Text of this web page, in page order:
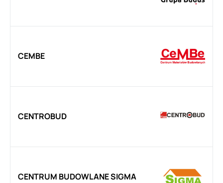
CEMBE
CENTROBUD
CENTRUM BUDOWLANE SIGMA